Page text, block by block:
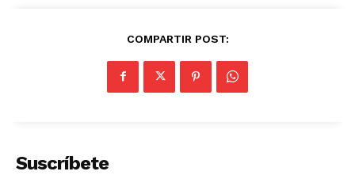
COMPARTIR POST:
Suscríbete